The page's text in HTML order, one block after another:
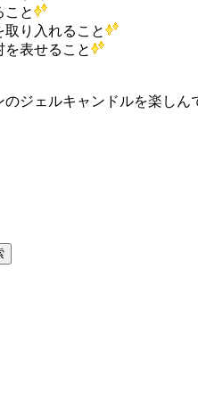
こと
り入れること
表せること
ジェルキャンドルを楽しん